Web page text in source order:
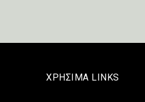
ΧΡΗΣΙΜΑ LINKS